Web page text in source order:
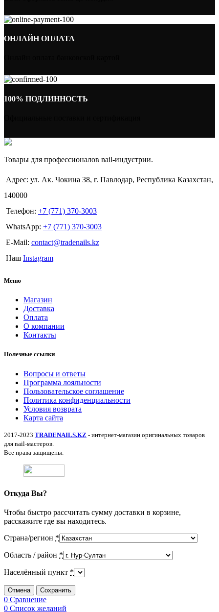
ОНЛАЙН ОПЛАТА
100% ПОДЛИННОСТЬ
Товары для профессионалов nail-индустрии.
Адрес: ул. Ак. Чокина 38, г. Павлодар, Республика Казахстан,
140000
Телефон: +7 (771) 370-3003
WhatsApp: +7 (771) 370-3003
E-Mail: contact@tradenails.kz
Наш Instagram
Меню
Магазин
Доставка
Оплата
О компании
Контакты
Полезные ссылки
Вопросы и ответы
Программа лояльности
Пользовательское соглашение
Политика конфиденциальности
Условия возврата
Карта сайта
2017-2023 TRADENAILS.KZ - интернет-магазин оригинальных товаров
для nail-мастеров.
Все права защищены.
Откуда Вы?
Чтобы быстро рассчитать сумму доставки в корзине,
расскажите где вы находитесь.
Страна/регион *
Область / район *
Населённый пункт *
Отмена Сохранить
0 Сравнение
0 Список желаний